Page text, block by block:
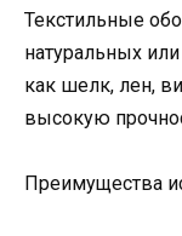
Текстильные
натуральных
как шелк, лен,
высокую
Преимущества